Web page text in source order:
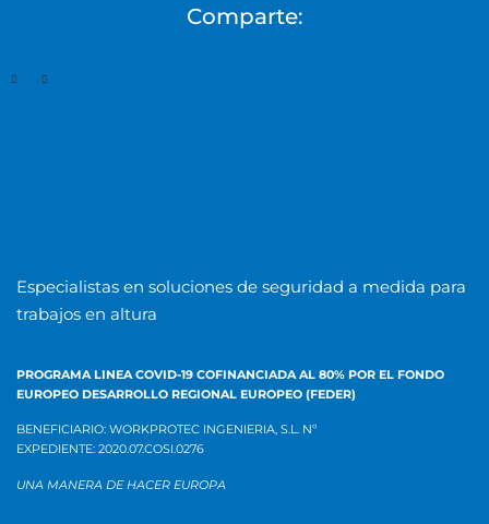
Comparte:
Especialistas en soluciones de seguridad a medida para
trabajos en altura
PROGRAMA LINEA COVID-19 COFINANCIADA AL 80% POR EL FONDO
EUROPEO DESARROLLO REGIONAL EUROPEO (FEDER)
BENEFICIARIO: WORKPROTEC INGENIERIA, S.L. Nº
EXPEDIENTE: 2020.07.COSI.0276
UNA MANERA DE HACER EUROPA